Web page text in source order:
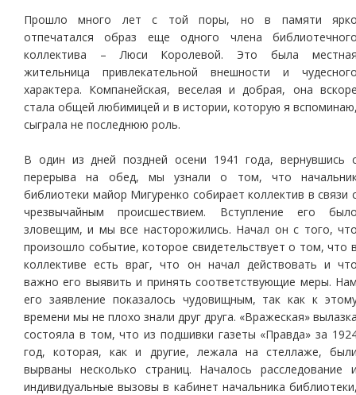
Прошло много лет с той поры, но в памяти
отпечатался образ еще одного члена
коллектива – Люси Королевой. Это была
жительница привлекательной внешности и
характера. Компанейская, веселая и добрая, она
стала общей любимицей и в истории, которую я
сыграла не последнюю роль.
В один из дней поздней осени 1941 года, вернувшись
перерыва на обед, мы узнали о том, что
библиотеки майор Мигуренко собирает коллектив в связи
чрезвычайным происшествием. Вступление его
зловещим, и мы все насторожились. Начал он с того,
произошло событие, которое свидетельствует о том, что
коллективе есть враг, что он начал действовать и
важно его выявить и принять соответствующие меры.
его заявление показалось чудовищным, так как к
времени мы не плохо знали друг друга. «Вражеская»
состояла в том, что из подшивки газеты «Правда» за
год, которая, как и другие, лежала на стеллаже,
вырваны несколько страниц. Началось расследование
индивидуальные вызовы в кабинет начальника